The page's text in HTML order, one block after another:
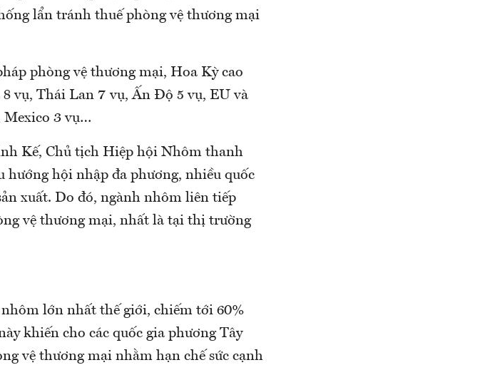
lẩn tránh thuế phòng vệ thương mại
phòng vệ thương mại, Hoa Kỳ cao
vụ, Thái Lan 7 vụ, Ấn Độ 5 vụ, EU và
Mexico 3 vụ…
Kế, Chủ tịch Hiệp hội Nhôm thanh
hội nhập đa phương, nhiều quốc
xuất. Do đó, ngành nhôm liên tiếp
vệ thương mại, nhất là tại thị trường
lớn nhất thế giới, chiếm tới 60%
khiến cho các quốc gia phương Tây
vệ thương mại nhằm hạn chế sức cạnh